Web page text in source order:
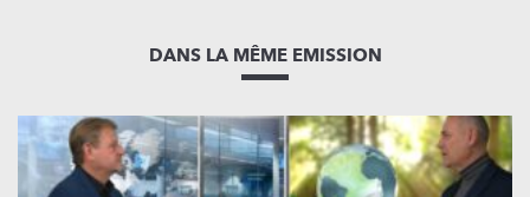
DANS LA MÊME EMISSION